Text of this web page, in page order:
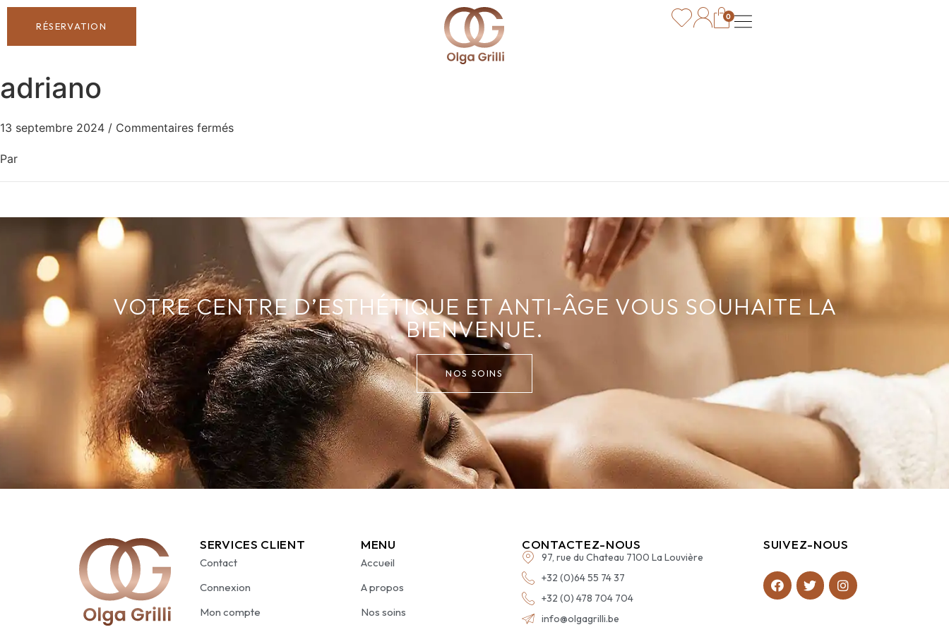
RÉSERVATION
0
adriano
13 septembre 2024 / Commentaires fermés
Par
VOTRE CENTRE D’ESTHÉTIQUE ET ANTI-ÂGE VOUS SOUHAITE LA
BIENVENUE.
NOS SOINS
SERVICES CLIENT
Contact
Connexion
Mon compte
MENU
Accueil
A propos
Nos soins
CONTACTEZ-NOUS
97, rue du Chateau 7100 La Louvière
+32 (0)64 55 74 37
+32 (0) 478 704 704
info@olgagrilli.be
SUIVEZ-NOUS